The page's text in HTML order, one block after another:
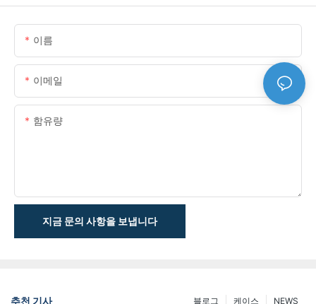
이름
이메일
함유량
지금 문의 사항을 보냅니다
추천 기사 NEWS
케이스
블로그